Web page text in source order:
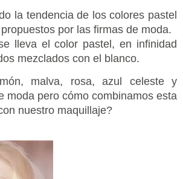
la tendencia de los colores pastel
por las firmas de moda.
lleva el color pastel, en infinidad
mezclados con el blanco.
malva, rosa, azul celeste y
moda pero cómo combinamos esta
nuestro maquillaje?